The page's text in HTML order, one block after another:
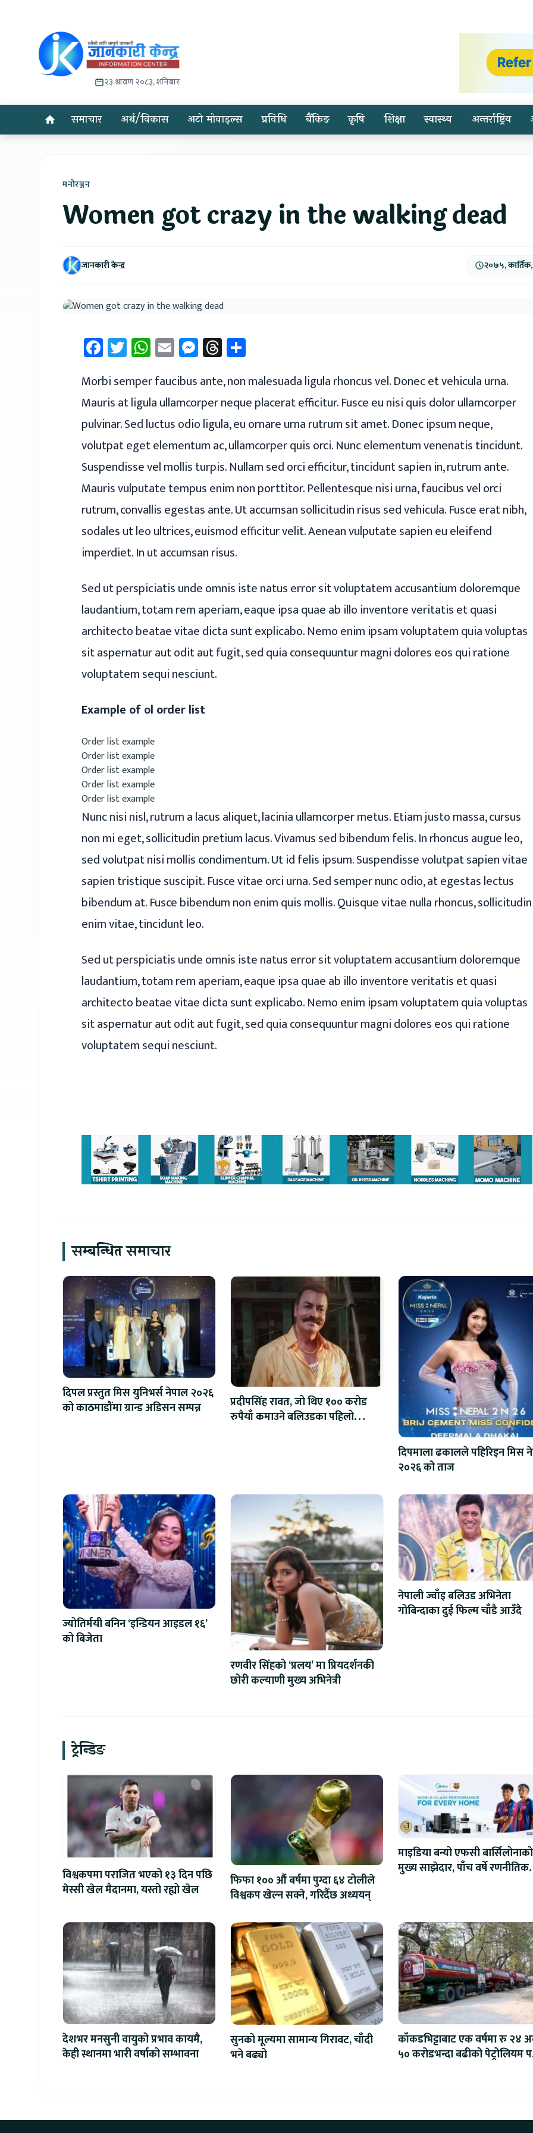
२३ श्रावण २०८३, शनिबार
समाचार अर्थ/विकास अटो मोवाइल्स प्रविधि बैंकिङ कृषि शिक्षा स्वास्थ्य अन्तर्राष्ट्रिय
मनोरञ्जन
Women got crazy in the walking dead
जानकारी केन्द्र २०७५,
Facebook
Twitter
WhatsApp
EmailMessenger
Threads
Morbi semper faucibus ante, non malesuada ligula rhoncus vel. Donec et vehicula urna.
Mauris at ligula ullamcorper neque placerat efficitur. Fusce eu nisi quis dolor ullamcorper
pulvinar. Sed luctus odio ligula, eu ornare urna rutrum sit amet. Donec ipsum neque,
volutpat eget elementum ac, ullamcorper quis orci. Nunc elementum venenatis tincidunt.
Suspendisse vel mollis turpis. Nullam sed orci efficitur, tincidunt sapien in, rutrum ante.
Mauris vulputate tempus enim non porttitor. Pellentesque nisi urna, faucibus vel orci
rutrum, convallis egestas ante. Ut accumsan sollicitudin risus sed vehicula. Fusce erat nibh,
sodales ut leo ultrices, euismod efficitur velit. Aenean vulputate sapien eu eleifend
imperdiet. In ut accumsan risus.
Sed ut perspiciatis unde omnis iste natus error sit voluptatem accusantium doloremque
laudantium, totam rem aperiam, eaque ipsa quae ab illo inventore veritatis et quasi
architecto beatae vitae dicta sunt explicabo. Nemo enim ipsam voluptatem quia voluptas
sit aspernatur aut odit aut fugit, sed quia consequuntur magni dolores eos qui ratione
voluptatem sequi nesciunt.
Example of ol order list
Order list example
Order list example
Order list example
Order list example
Order list example
Nunc nisi nisl, rutrum a lacus aliquet, lacinia ullamcorper metus. Etiam justo massa, cursus
non mi eget, sollicitudin pretium lacus. Vivamus sed bibendum felis. In rhoncus augue leo,
sed volutpat nisi mollis condimentum. Ut id felis ipsum. Suspendisse volutpat sapien vitae
sapien tristique suscipit. Fusce vitae orci urna. Sed semper nunc odio, at egestas lectus
bibendum at. Fusce bibendum non enim quis mollis. Quisque vitae nulla rhoncus, sollicitudin
enim vitae, tincidunt leo.
Sed ut perspiciatis unde omnis iste natus error sit voluptatem accusantium doloremque
laudantium, totam rem aperiam, eaque ipsa quae ab illo inventore veritatis et quasi
architecto beatae vitae dicta sunt explicabo. Nemo enim ipsam voluptatem quia voluptas
sit aspernatur aut odit aut fugit, sed quia consequuntur magni dolores eos qui ratione
voluptatem sequi nesciunt.
सम्बन्धित समाचार
दिपल प्रस्तुत मिस युनिभर्स नेपाल २०२६
को काठमाडौंमा ग्रान्ड अडिसन सम्पन्न
प्रदीपसिंह रावत, जो थिए १०० करोड
रुपैयाँ कमाउने बलिउडका पहिलो
दिपमाला ढकालले पहिरिइन मिस
२०२६ को ताज
ज्योतिर्मयी बनिन ‘इन्डियन आइडल १६’
को बिजेता
रणवीर सिंहको ‘प्रलय’ मा प्रियदर्शनकी
छोरी कल्याणी मुख्य अभिनेत्री
नेपाली ज्वाँइ बलिउड अभिनेता
गोबिन्दाका दुई फिल्म चाँडै आउँदै
ट्रेन्डिङ
विश्वकपमा पराजित भएको १३ दिन पछि
मेस्सी खेल मैदानमा, यस्तो रह्यो खेल
फिफा १०० औं बर्षमा पुग्दा ६४ टोलीले
विश्वकप खेल्न सक्ने, गरिदैँछ अध्ययन्
माइडिया बन्यो एफसी बार्सिलोनाको
मुख्य साझेदार, पाँच वर्षे रणनीतिक
देशभर मनसुनी वायुको प्रभाव कायमै,
केही स्थानमा भारी वर्षाको सम्भावना
सुनको मूल्यमा सामान्य गिरावट, चाँदी
भने बढ्यो
काँकडभिट्टाबाट एक वर्षमा रु २४
५० करोडभन्दा बढीको पेट्रोलियम